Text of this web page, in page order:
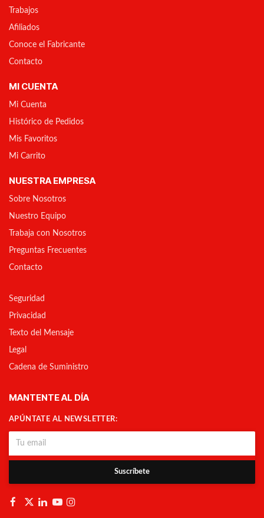
Trabajos
Afiliados
Conoce el Fabricante
Contacto
MI CUENTA
Mi Cuenta
Histórico de Pedidos
Mis Favoritos
Mi Carrito
NUESTRA EMPRESA
Sobre Nosotros
Nuestro Equipo
Trabaja con Nosotros
Preguntas Frecuentes
Contacto
Seguridad
Privacidad
Texto del Mensaje
Legal
Cadena de Suministro
MANTENTE AL DÍA
APÚNTATE AL NEWSLETTER:
Suscríbete